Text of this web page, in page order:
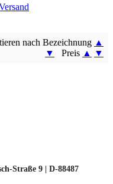
nach Bezeichnung ▲
▼
Preis ▲ ▼
Straße 9 | D-88487